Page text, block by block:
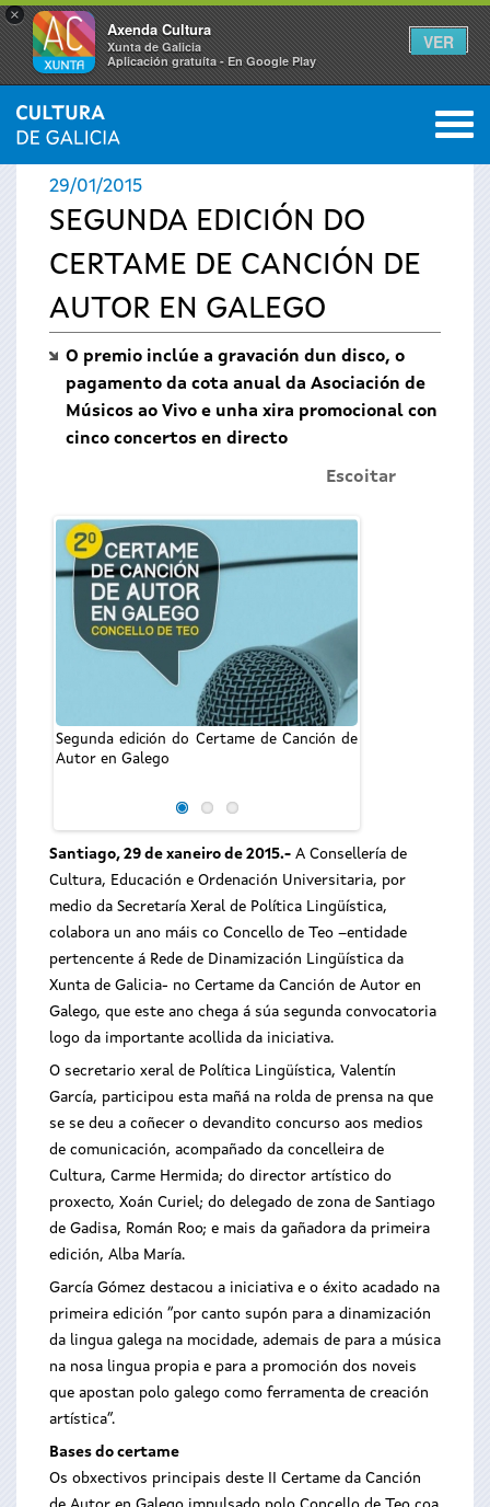
×
Axenda Cultura
Xunta de Galicia
Aplicación gratuíta - En Google Play
VER
Vostede
está
aquí
INICIO › ACTUALIDADE 0
29/01/2015
SEGUNDA EDICIÓN DO
CERTAME DE CANCIÓN DE
AUTOR EN GALEGO
O premio inclúe a gravación dun disco, o
pagamento da cota anual da Asociación de
Músicos ao Vivo e unha xira promocional con
cinco concertos en directo
Escoitar
Segunda edición do Certame de Canción de
Autor en Galego
Santiago, 29 de xaneiro de 2015.- A Consellería de
Cultura, Educación e Ordenación Universitaria, por
medio da Secretaría Xeral de Política Lingüística,
colabora un ano máis co Concello de Teo –entidade
pertencente á Rede de Dinamización Lingüística da
Xunta de Galicia- no Certame da Canción de Autor en
Galego, que este ano chega á súa segunda convocatoria
logo da importante acollida da iniciativa.
O secretario xeral de Política Lingüística, Valentín
García, participou esta mañá na rolda de prensa na que
se se deu a coñecer o devandito concurso aos medios
de comunicación, acompañado da concelleira de
Cultura, Carme Hermida; do director artístico do
proxecto, Xoán Curiel; do delegado de zona de Santiago
de Gadisa, Román Roo; e mais da gañadora da primeira
edición, Alba María.
García Gómez destacou a iniciativa e o éxito acadado na
primeira edición “por canto supón para a dinamización
da lingua galega na mocidade, ademais de para a música
na nosa lingua propia e para a promoción dos noveis
que apostan polo galego como ferramenta de creación
artística”.
Bases do certame
Os obxectivos principais deste II Certame da Canción